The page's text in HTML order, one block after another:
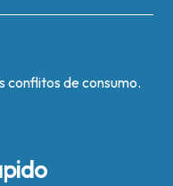
conflitos de consumo.